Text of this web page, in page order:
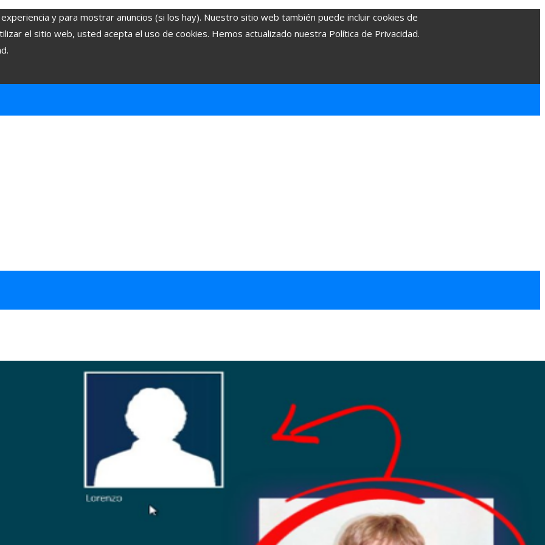
y para mostrar anuncios (si los hay). Nuestro sitio web también puede incluir cookies de
el sitio web, usted acepta el uso de cookies. Hemos actualizado nuestra Política de Privacidad.